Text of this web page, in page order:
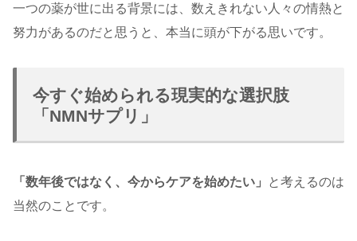
一つの薬が世に出る背景には、数えきれない人々の情熱と
努力があるのだと思うと、本当に頭が下がる思いです。
今すぐ始められる現実的な選択肢
「NMNサプリ」
「数年後ではなく、今からケアを始めたい」
と考えるのは
当然のことです。